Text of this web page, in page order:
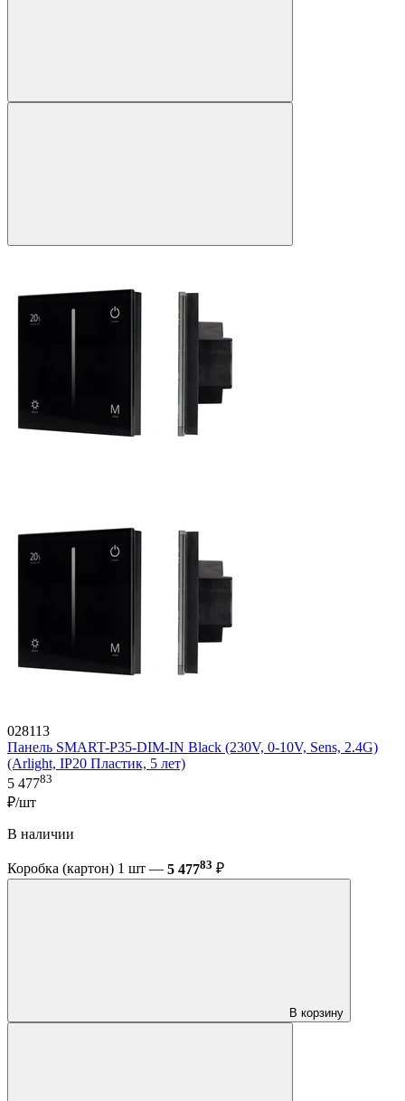
028113
Панель SMART-P35-DIM-IN Black (230V, 0-10V, Sens, 2.4G)
(Arlight, IP20 Пластик, 5 лет)
5 47783
₽/шт
В наличии
Коробка (картон) 1 шт — 5 47783 ₽
В корзину